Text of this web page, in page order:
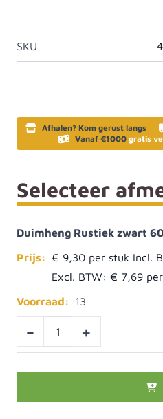
SKU
Afhalen? Kom gerust langs
Vanaf €1000 gratis
Selecteer
Duimheng Rustiek zwart
Prijs: € 9,30
Excl. BTW: € 7,69
Voorraad:
13
- +